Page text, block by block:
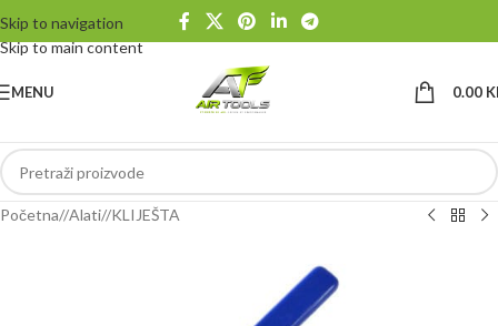
Skip to navigation
Skip to main content
MENU 0.00
Početna/ Alati/ KLIJEŠTA